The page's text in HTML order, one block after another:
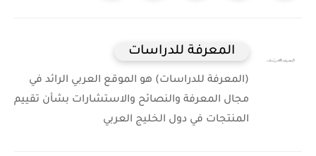
المعرفة للدراسات
(المعرفة للدراسات) هو الموقع العربي الرائد في
مجال المعرفة والنصائح والاستشارات بشأن تقييم
المنتجات في دول الخليج العربي